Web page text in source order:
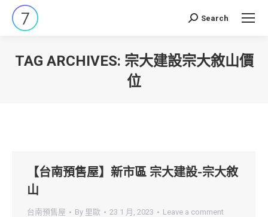
Search:
Search
TAG ARCHIVES: 宗大建設宗大敘山價
位
【台南預售屋】新市區 宗大建設-宗大敘
山
台南預售屋 By 里歐 23 1 月, 2023 Leave a comment